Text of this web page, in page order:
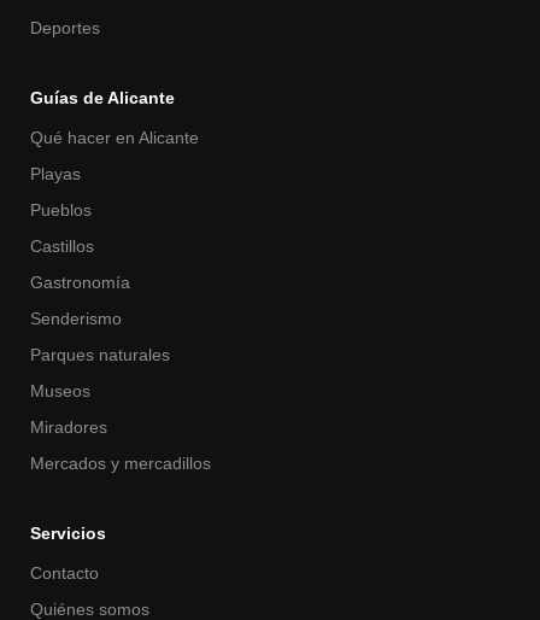
Deportes
Guías de Alicante
Qué hacer en Alicante
Playas
Pueblos
Castillos
Gastronomía
Senderismo
Parques naturales
Museos
Miradores
Mercados y mercadillos
Servicios
Contacto
Quiénes somos